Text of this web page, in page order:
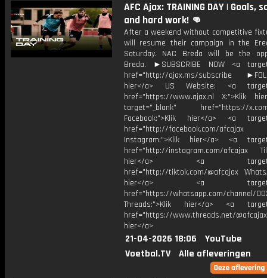
AFC Ajax: TRAINING DAY | Goals,
and hard work! 👊
After a weekend without competitive
will resume their campaign in the
Saturday. NAC Breda will be the
Breda. ►SUBSCRIBE NOW <a
href="http://ajax.ms/subscribe
hier</a> US Website: <a
href="https://www.ajax.nl X:">Klik
target="_blank" href="https://x.com/
Facebook:">Klik hier</a> <a
href="http://facebook.com/afcajax
Instagram:">Klik hier</a> <a
href="http://instagram.com/afcajax
hier</a> <a
href="http://tiktok.com/@afcajax
hier</a> <a
href="https://whatsapp.com/channel/
Threads:">Klik hier</a> <a
href="https://www.threads.net/
hier</a>
21-04-2026 18:06
YouTube
Voetbal.TV
Alle afleveringen